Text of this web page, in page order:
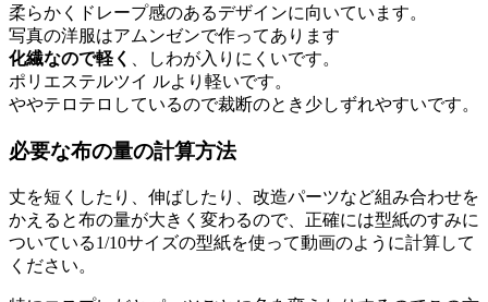
柔らかくドレープ感のあるデザインに向いています。
写真の洋服はアムンゼンで作ってあります
化繊なので軽く
、しわが入りにくいです。
ポリエステルツイ ルより軽いです。
ややテロテロしているので裁断のとき少しずれやすいです。
必要な布の量の計算方法
丈を短くしたり、伸ばしたり、改造パーツなど組み合わせを
かえると布の量が大きく変わるので、正確には型紙のすみに
ついている1/10サイズの型紙を使って動画のように計算して
ください。